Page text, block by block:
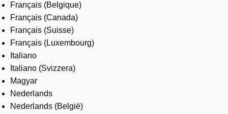
Français (Belgique)
Français (Canada)
Français (Suisse)
Français (Luxembourg)
Italiano
Italiano (Svizzera)
Magyar
Nederlands
Nederlands (België)